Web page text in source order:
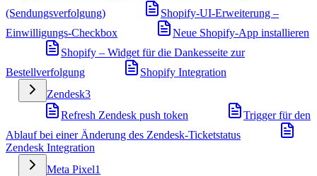
(Sendungsverfolgung)
Shopify-UI-Erweiterung –
Einwilligungs-Checkbox
Neue Shopify-App installieren
Shopify – Widget für die Dankesseite zur
Bestellverfolgung
Shopify Integration
Zendesk3
Refresh Zendesk push token
Trigger für den
Ablauf bei einer Änderung des Zendesk-Ticketstatus
Zendesk Integration
Meta Pixel1